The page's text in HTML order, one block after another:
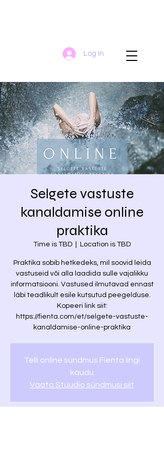
Log In
Selgete vastuste
kanaldamise online
praktika
Time is TBD Location is TBD
Praktika sobib hetkedeks, mil soovid leida
vastuseid või alla laadida sulle vajalikku
informatsiooni. Vastused ilmutavad ennast
läbi teadlikult esile kutsutud peegelduse.
Kopeeri link siit:
https://fienta.com/et/selgete-vastuste-
kanaldamise-online-praktika
Telli online sündmus Fienta lingi
kaudu
Vaata Stuudio sündmusi siit